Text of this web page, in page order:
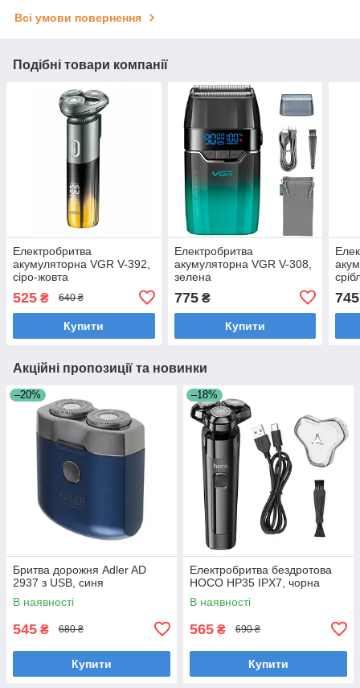
Всі умови повернення
Подібні товари компанії
Електробритва
акумуляторна VGR V-392,
сіро-жовта
525 ₴ 640 ₴
Купити
Електробритва
акумуляторна VGR V-308,
зелена
775₴
Купити
745
Акційні пропозиції та новинки
–20%
Бритва дорожня Adler AD
2937 з USB, синя
В наявності
545 ₴ 680 ₴
Купити
–18%
Електробритва бездротова
HOCO HP35 IPX7, чорна
В наявності
565 ₴ 690 ₴
Купити